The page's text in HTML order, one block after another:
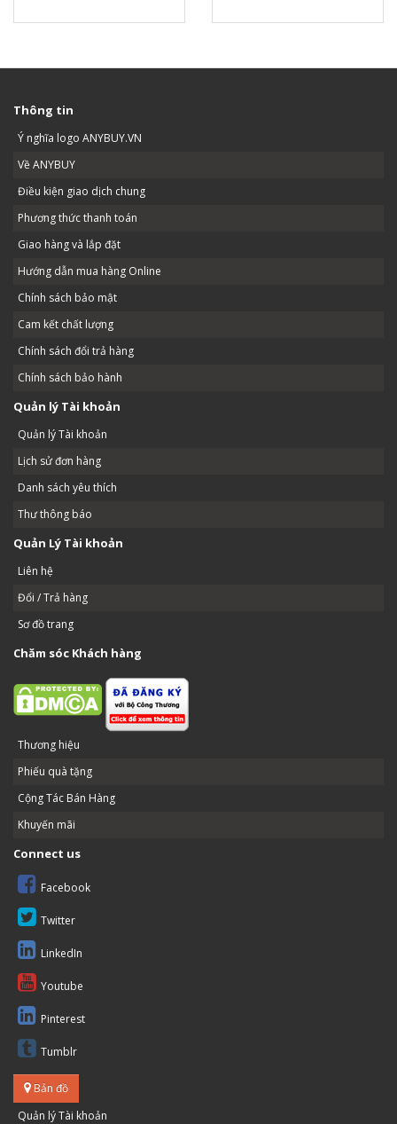
Thông tin
Ý nghĩa logo ANYBUY.VN
Về ANYBUY
Điều kiện giao dịch chung
Phương thức thanh toán
Giao hàng và lắp đặt
Hướng dẫn mua hàng Online
Chính sách bảo mật
Cam kết chất lượng
Chính sách đổi trả hàng
Chính sách bảo hành
Quản lý Tài khoản
Quản lý Tài khoản
Lịch sử đơn hàng
Danh sách yêu thích
Thư thông báo
Quản Lý Tài khoản
Liên hệ
Đổi / Trả hàng
Sơ đồ trang
Chăm sóc Khách hàng
Thương hiệu
Phiếu quà tặng
Cộng Tác Bán Hàng
Khuyến mãi
Connect us
Facebook
Twitter
LinkedIn
Youtube
Pinterest
Tumblr
Bản đồ
Quản lý Tài khoản